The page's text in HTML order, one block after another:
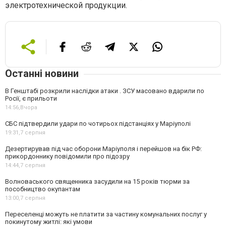
электротехнической продукции.
Останні новини
В Генштабі розкрили наслідки атаки . ЗСУ масовано вдарили по
Росії, є прильоти
14:56,Вчора
СБС підтвердили удари по чотирьох підстанціях у Маріуполі
19:31,7 серпня
Дезертирував під час оборони Маріуполя і перейшов на бік РФ:
прикордоннику повідомили про підозру
14:44,7 серпня
Волноваського священника засудили на 15 років тюрми за
пособництво окупантам
13:00,7 серпня
Переселенці можуть не платити за частину комунальних послуг у
покинутому житлі: які умови